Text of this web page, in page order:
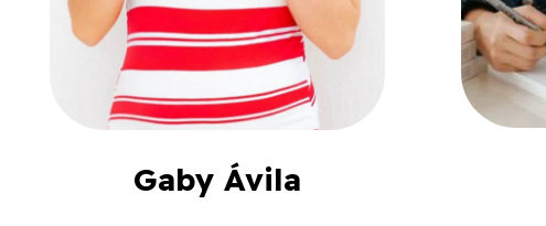
Gaby Ávila